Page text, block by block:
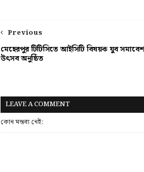
Previous
মেহেরপুর টিটিসিতে আইসিটি বিষয়ক যুব
উৎসব অনুষ্ঠিত
LEAVE A COMMENT
কোন মন্তব্য নেই: